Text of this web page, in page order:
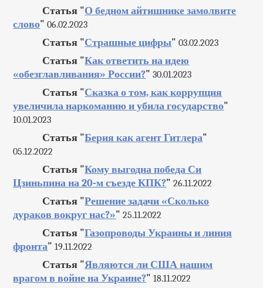
Статья "О бедном айтишнике замолвите
слово" 06.02.2023
Статья "Страшные цифры" 03.02.2023
Статья "Как ответить на идею
«обезглавливания» России?" 30.01.2023
Статья "Сказка о том, как коррупция
увеличила наркоманию и убила государство"
10.01.2023
Статья "Берия как агент Гитлера"
05.12.2022
Статья "Кому выгодна победа Си
Цзиньпина на 20-м съезде КПК?" 26.11.2022
Статья "Решение задачи «Сколько
дураков вокруг нас?»" 25.11.2022
Статья "Газопроводы Украины и линия
фронта" 19.11.2022
Статья "Являются ли США нашим
врагом в войне на Украине?" 18.11.2022